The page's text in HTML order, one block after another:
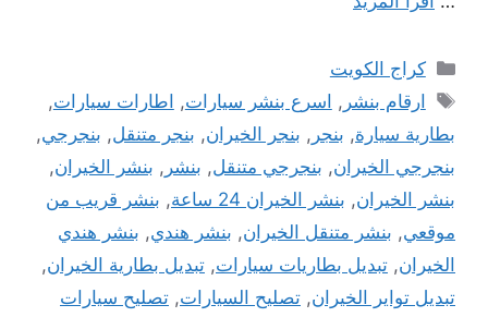
التصنيفات
كراج الكويت
الوسوم
ارقام بنشر , اسرع بنشر سيارات, اطارات سيارات,
بطارية سيارة, بنجر , بنجر الخيران, بنجر متنقل, بنجرجي,
بنجرجي الخيران, بنجرجي متنقل, بنشر , بنشر الخيران,
بنشر الخيران, بنشر الخيران 24 ساعة , بنشر قريب من
موقعي, بنشر متنقل الخيران, بنشر هندي, بنشر هندي
الخيران, تبديل بطاريات سيارات, تبديل بطارية الخيران,
تبديل تواير الخيران, تصليح السيارات, تصليح سيارات